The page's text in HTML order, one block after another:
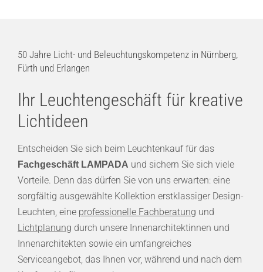
50 Jahre Licht- und Beleuchtungskompetenz in Nürnberg,
Fürth und Erlangen
Ihr Leuchtengeschäft für kreative
Lichtideen
Entscheiden Sie sich beim Leuchtenkauf für das
Fachgeschäft LAMPADA und sichern Sie sich viele
Vorteile. Denn das dürfen Sie von uns erwarten: eine
sorgfältig ausgewählte Kollektion erstklassiger Design-
Leuchten, eine professionelle Fachberatung und
Lichtplanung durch unsere Innenarchitektinnen und
Innenarchitekten sowie ein umfangreiches
Serviceangebot, das Ihnen vor, während und nach dem